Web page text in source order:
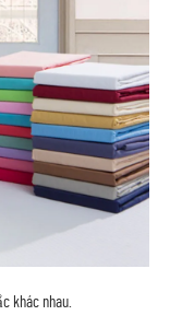
khác nhau.